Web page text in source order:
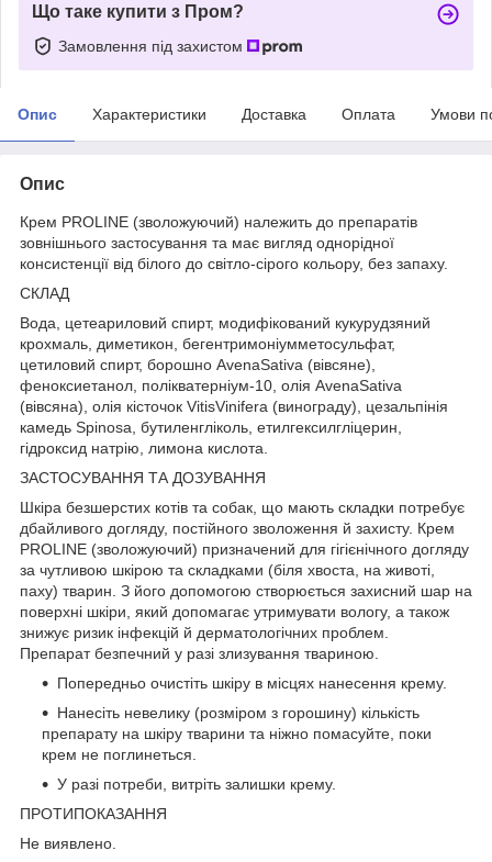
Що таке купити з Пром?
Замовлення під захистом
Опис Характеристики Доставка Оплата Умови
Опис
Крем PROLINE (зволожуючий) належить до препаратів
зовнішнього застосування та має вигляд однорідної
консистенції від білого до світло-сірого кольору, без запаху.
СКЛАД
Вода, цетеариловий спирт, модифікований кукурудзяний
крохмаль, диметикон, бегентримоніумметосульфат,
цетиловий спирт, борошно AvenaSativa (вівсяне),
феноксиетанол, полікватерніум-10, олія AvenaSativa
(вівсяна), олія кісточок VitisVinifera (винограду), цезальпінія
камедь Spinosa, бутиленгліколь, етилгексилгліцерин,
гідроксид натрію, лимона кислота.
ЗАСТОСУВАННЯ ТА ДОЗУВАННЯ
Шкіра безшерстих котів та собак, що мають складки потребує
дбайливого догляду, постійного зволоження й захисту. Крем
PROLINE (зволожуючий) призначений для гігієнічного догляду
за чутливою шкірою та складками (біля хвоста, на животі,
паху) тварин. З його допомогою створюється захисний шар на
поверхні шкіри, який допомагає утримувати вологу, а також
знижує ризик інфекцій й дерматологічних проблем.
Препарат безпечний у разі злизування твариною.
Попередньо очистіть шкіру в місцях нанесення крему.
Нанесіть невелику (розміром з горошину) кількість
препарату на шкіру тварини та ніжно помасуйте, поки
крем не поглинеться.
У разі потреби, витріть залишки крему.
ПРОТИПОКАЗАННЯ
Не виявлено.